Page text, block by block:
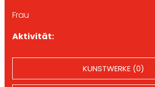
Frau
Aktivität:
KUNSTWERKE (0)